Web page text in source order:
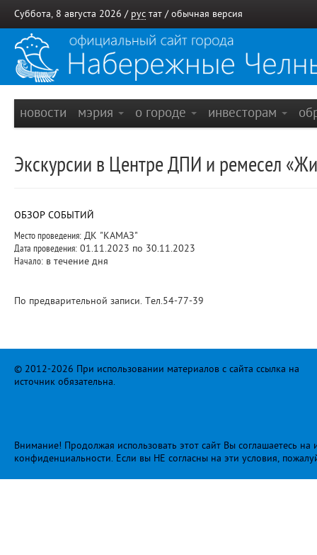
Суббота, 8 августа 2026 / рус тат / обычная версия
новости мэрия о городе инвесторам
Экскурсии в Центре ДПИ и ремесел
ОБЗОР СОБЫТИЙ
Место проведения: ДК "КАМАЗ"
Дата проведения: 01.11.2023 по 30.11.2023
Начало: в течение дня
По предварительной записи. Тел.54-77-39
© 2012-2026 При использовании материалов с сайта ссылка на
источник обязательна.
Внимание! Продолжая использовать этот сайт Вы соглашаетесь
конфиденциальности. Если вы НЕ согласны на эти условия,